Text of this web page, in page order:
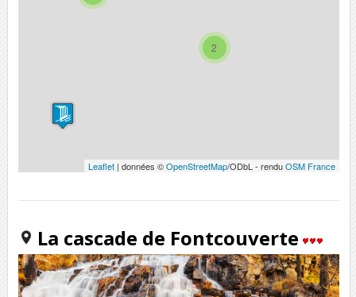
2
Leaflet | données ©OpenStreetMap/ODbL - renduOSM France
La cascade de Fontcouverte